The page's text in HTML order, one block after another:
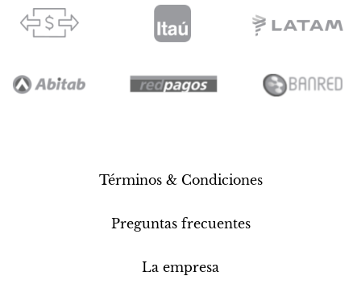
Términos & Condiciones
Preguntas frecuentes
La empresa